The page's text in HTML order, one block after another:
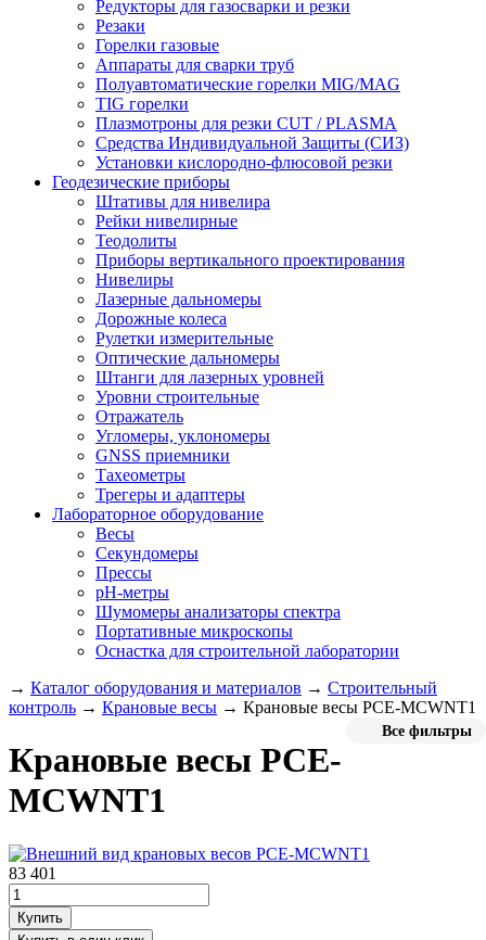
Редукторы для газосварки и резки
Резаки
Горелки газовые
Аппараты для сварки труб
Полуавтоматические горелки MIG/MAG
TIG горелки
Плазмотроны для резки CUT / PLASMA
Средства Индивидуальной Защиты (СИЗ)
Установки кислородно-флюсовой резки
Геодезические приборы
Штативы для нивелира
Рейки нивелирные
Теодолиты
Приборы вертикального проектирования
Нивелиры
Лазерные дальномеры
Дорожные колеса
Рулетки измерительные
Оптические дальномеры
Штанги для лазерных уровней
Уровни строительные
Отражатель
Угломеры, уклономеры
GNSS приемники
Тахеометры
Трегеры и адаптеры
Лабораторное оборудование
Весы
Секундомеры
Прессы
pH-метры
Шумомеры анализаторы спектра
Портативные микроскопы
Оснастка для строительной лаборатории
→ Каталог оборудования и материалов → Строительный
контроль → Крановые весы → Крановые весы PCE-MCWNT1
Все фильтры
Крановые весы PCE-
MCWNT1
83 401